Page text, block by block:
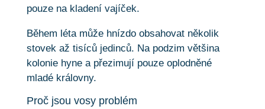
pouze na kladení vajíček.
Během léta může hnízdo obsahovat několik
stovek až tisíců jedinců. Na podzim většina
kolonie hyne a přezimují pouze oplodněné
mladé královny.
Proč jsou vosy problém